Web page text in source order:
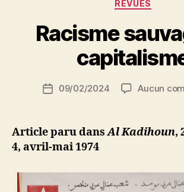
REVUES
Racisme
a
S
N
ji
Date09/02/2024 Aucun
Article paru dansAl Kadihoun,
4, avril-mai 1974